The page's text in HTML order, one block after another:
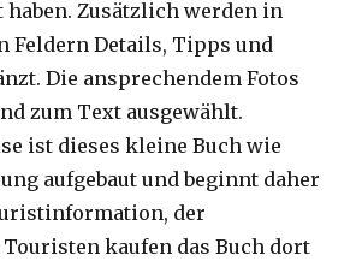
Zusätzlich werden in
Feldern Details, Tipps und
Die ansprechendem Fotos
zum Text ausgewählt.
ist dieses kleine Buch wie
aufgebaut und beginnt daher
der
kaufen das Buch dort